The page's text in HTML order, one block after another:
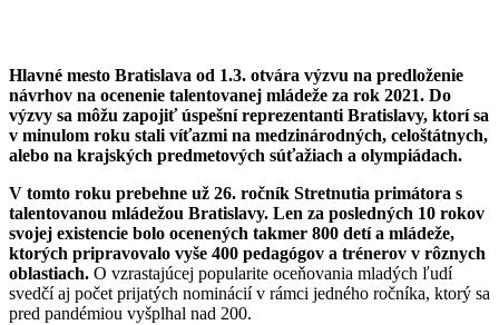
Hlavné mesto Bratislava od 1.3. otvára výzvu na predloženie
návrhov na ocenenie talentovanej mládeže za rok 2021. Do
výzvy sa môžu zapojiť úspešní reprezentanti Bratislavy, ktorí sa
v minulom roku stali víťazmi na medzinárodných, celoštátnych,
alebo na krajských predmetových súťažiach a olympiádach.
V tomto roku prebehne už 26. ročník Stretnutia primátora s
talentovanou mládežou Bratislavy. Len za posledných 10 rokov
svojej existencie bolo ocenených takmer 800 detí a mládeže,
ktorých pripravovalo vyše 400 pedagógov a trénerov v rôznych
oblastiach. O vzrastajúcej popularite oceňovania mladých ľudí
svedčí aj počet prijatých nominácií v rámci jedného ročníka, ktorý sa
pred pandémiou vyšplhal nad 200.